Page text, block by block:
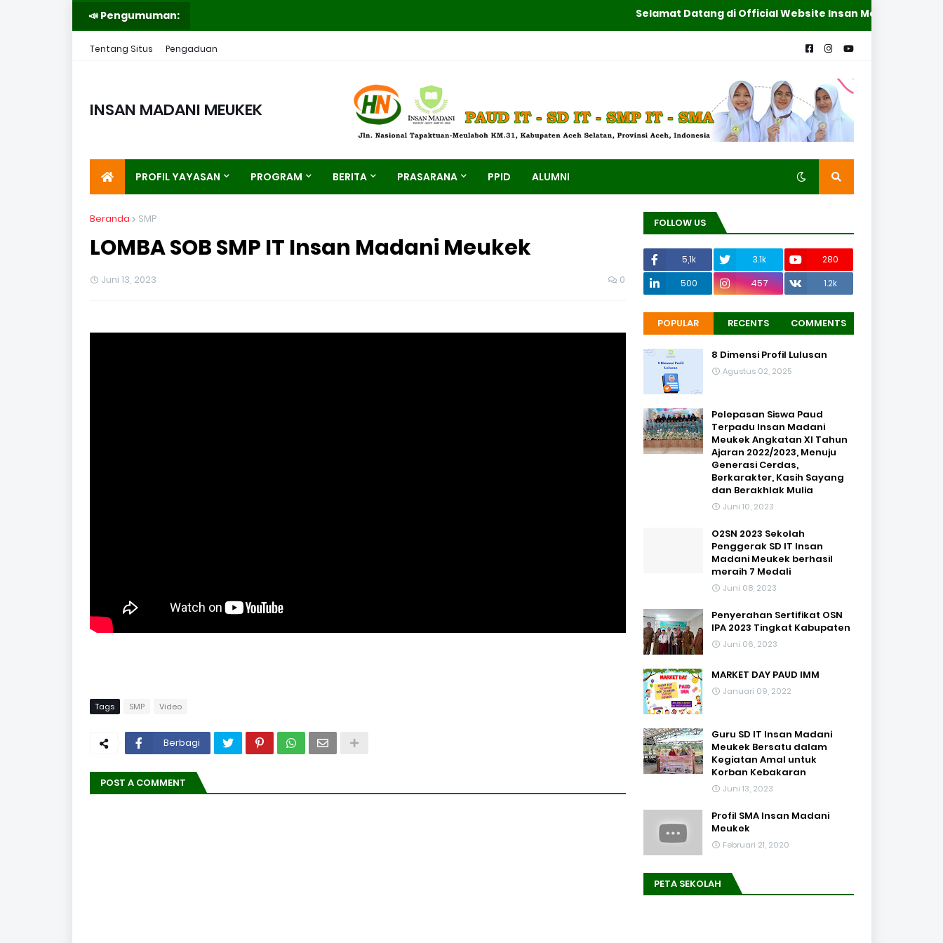
📣 Pengumuman: Selamat Datang di Official Website Insan Madani
Tentang Situs Pengaduan
INSAN MADANI MEUKEK
PROFIL YAYASAN PROGRAM BERITA PRASARANA PPID ALUMNI
Beranda SMP
LOMBA SOB SMP IT Insan Madani Meukek
Juni 13, 2023 0
Tags SMP Video
Berbagi
POST A COMMENT
FOLLOW US
5,1k 3.1k
280
500
457 1.2k
POPULAR RECENTS COMMENTS
8 Dimensi Profil Lulusan
Agustus 02, 2025
Pelepasan Siswa Paud
Terpadu Insan Madani
Meukek Angkatan XI Tahun
Ajaran 2022/2023, Menuju
Generasi Cerdas,
Berkarakter, Kasih Sayang
dan Berakhlak Mulia
Juni 10, 2023
O2SN 2023 Sekolah
Penggerak SD IT Insan
Madani Meukek berhasil
meraih 7 Medali
Juni 08, 2023
Penyerahan Sertifikat OSN
IPA 2023 Tingkat Kabupaten
Juni 06, 2023
MARKET DAY PAUD IMM
Januari 09, 2022
Guru SD IT Insan Madani
Meukek Bersatu dalam
Kegiatan Amal untuk
Korban Kebakaran
Juni 13, 2023
Profil SMA Insan Madani
Meukek
Februari 21, 2020
PETA SEKOLAH